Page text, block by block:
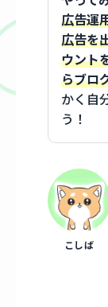
広告運
広告を
ウント
らブロ
かく自
う！
こしば